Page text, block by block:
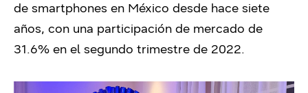
de smartphones en México desde hace siete
años, con una participación de mercado de
31.6% en el segundo trimestre de 2022.